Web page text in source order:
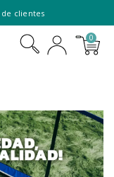
clientes
0